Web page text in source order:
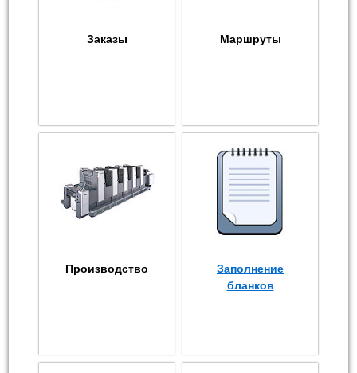
Заказы Маршруты
Производство
Заполнение
бланков